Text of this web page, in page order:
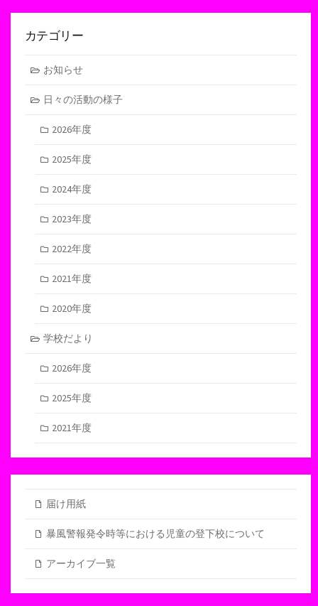
カテゴリー
お知らせ
日々の活動の様子
2026年度
2025年度
2024年度
2023年度
2022年度
2021年度
2020年度
学校だより
2026年度
2025年度
2021年度
届け用紙
暴風警報発令時等における児童の登下校について
アーカイブ一覧